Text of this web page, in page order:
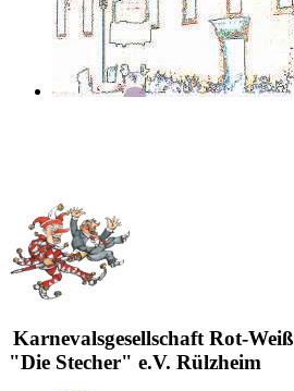
Karnevalsgesellschaft Rot-Weiß
"Die Stecher" e.V. Rülzheim